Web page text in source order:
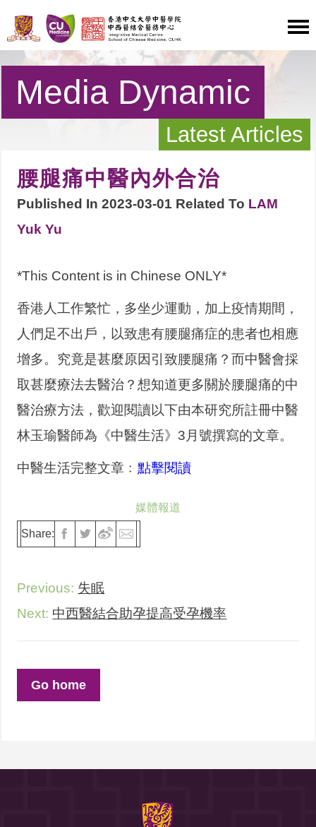
Media Dynamic
Latest Articles
腰腿痛中醫內外合治
Published In 2023-03-01 Related To LAM
Yuk Yu
*This Content is in Chinese ONLY*
香港人工作繁忙，多坐少運動，加上疫情期間，
人們足不出戶，以致患有腰腿痛症的患者也相應
增多。究竟是甚麼原因引致腰腿痛？而中醫會採
取甚麼療法去醫治？想知道更多關於腰腿痛的中
醫治療方法，歡迎閱讀以下由本研究所註冊中醫
林玉瑜醫師為《中醫生活》3月號撰寫的文章。
中醫生活完整文章﹕點擊閱讀
媒體報道
Share:
Previous: 失眠
Next: 中西醫結合助孕提高受孕機率
Go home